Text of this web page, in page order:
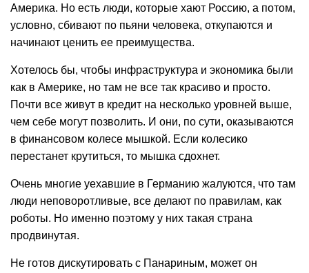
Америка. Но есть люди, которые хают Россию, а потом,
условно, сбивают по пьяни человека, откупаются и
начинают ценить ее преимущества.
Хотелось бы, чтобы инфраструктура и экономика были
как в Америке, но там не все так красиво и просто.
Почти все живут в кредит на несколько уровней выше,
чем себе могут позволить. И они, по сути, оказываются
в финансовом колесе мышкой. Если колесико
перестанет крутиться, то мышка сдохнет.
Очень многие уехавшие в Германию жалуются, что там
люди неповоротливые, все делают по правилам, как
роботы. Но именно поэтому у них такая страна
продвинутая.
Не готов дискутировать с Панариным, может он